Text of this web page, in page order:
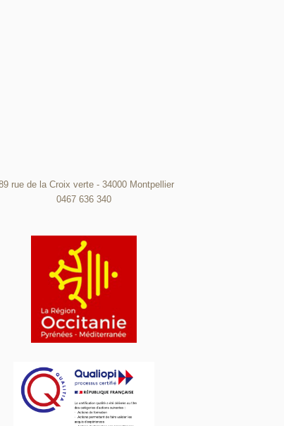
rue de la Croix verte - 34000 Montpellier
0467 636 340